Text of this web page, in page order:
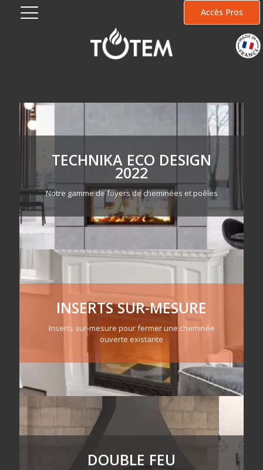
Accès Pros
TECHNIKA ECO DESIGN
2022
Notre gamme de foyers de cheminées et poêles
INSERTS SUR-MESURE
Inserts sur-mesure pour fermer une cheminée
ouverte existante
DOUBLE FEU